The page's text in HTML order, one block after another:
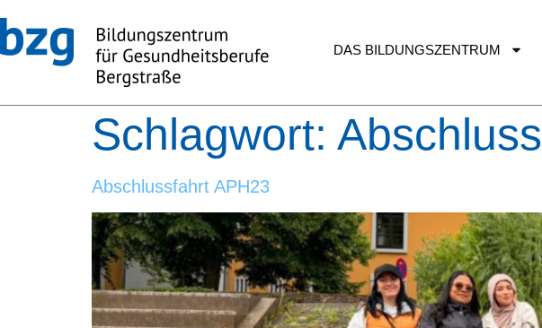
DAS BILDUNGSZENTRUM
Schlagwort: Abschluss
Abschlussfahrt APH23